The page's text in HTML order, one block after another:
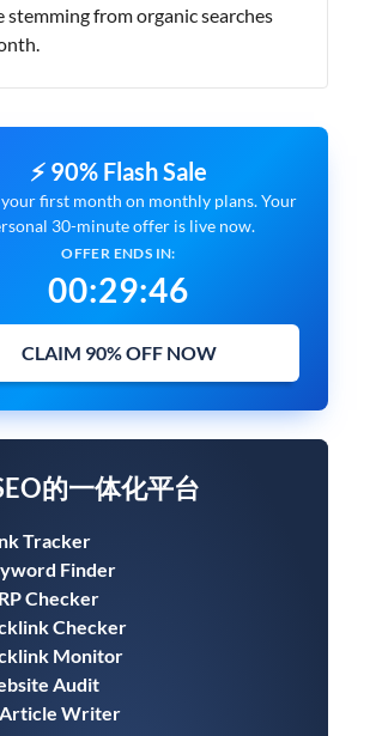
stemming from organic searches
⚡ 90% Flash Sale
first month on monthly plans. Your
30-minute offer is live now.
OFFER ENDS IN:
00:29:45
CLAIM 90% OFF NOW
的一体化平台
Tracker
Finder
Checker
Checker
Monitor
Audit
Writer